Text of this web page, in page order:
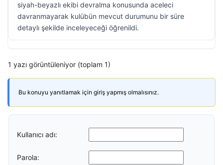
siyah-beyazlı ekibi devralma konusunda aceleci
davranmayarak kulübün mevcut durumunu bir süre
detaylı şekilde inceleyeceği öğrenildi.
1 yazı görüntüleniyor (toplam 1)
Bu konuyu yanıtlamak için giriş yapmış olmalısınız.
Kullanıcı adı:
Parola: